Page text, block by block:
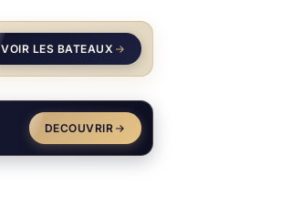
VOIR LES BATEAUX
DECOUVRIR